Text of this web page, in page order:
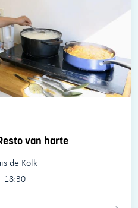
van harte
de Kolk
18:30